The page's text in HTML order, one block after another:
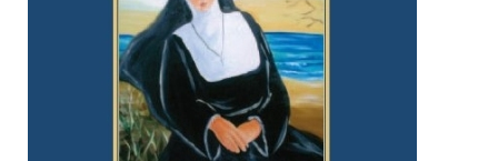
Page vedette
À PROPOS